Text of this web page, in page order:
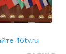
46tv.ru